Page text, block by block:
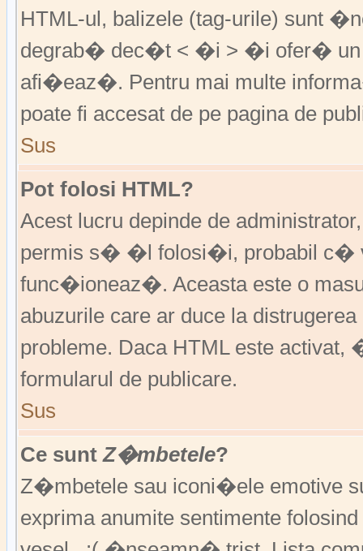
HTML-ul, balizele (tag-urile) sunt
degrab� dec�t < �i > �i ofer� un
afi�eaz�. Pentru mai multe
poate fi accesat de pe pagina de
Sus
Pot folosi HTML?
Acest lucru depinde de
permis s� �l folosi�i, probabil c�
func�ioneaz�. Aceasta este o
abuzurile care ar duce la
probleme. Daca HTML este
formularul de publicare.
Sus
Ce suntZ�mbetele?
Z�mbetele sau iconi�ele emotive
exprima anumite sentimente